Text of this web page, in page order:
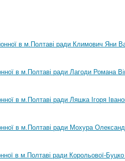
в м.Полтаві ради Климович Яни
в м.Полтаві ради Лагоди Романа
в м.Полтаві ради Ляшка Ігоря
в м.Полтаві ради Мохура
в м.Полтаві ради Корольової-